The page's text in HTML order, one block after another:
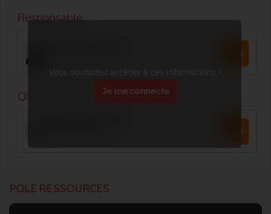
Vous souhaitez accéder à ces informations ?
Je me connecte
POLE RESSOURCES